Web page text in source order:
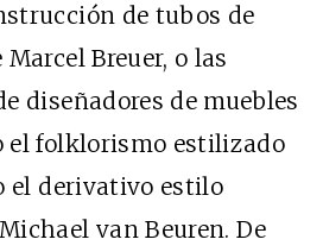
de tubos de
Breuer, o las
diseñadores de muebles
el folklorismo estilizado
el derivativo estilo
van Beuren. De